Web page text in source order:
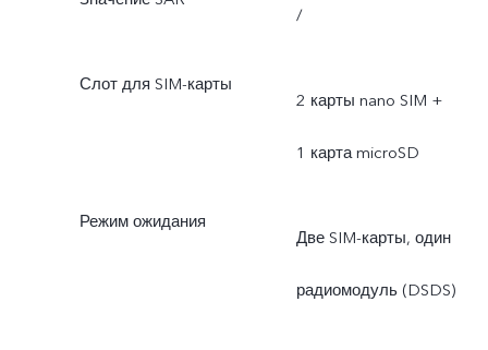
/
Слот для SIM-карты
2 карты nano SIM +
1 карта microSD
Режим ожидания
Две SIM-карты, один
радиомодуль (DSDS)